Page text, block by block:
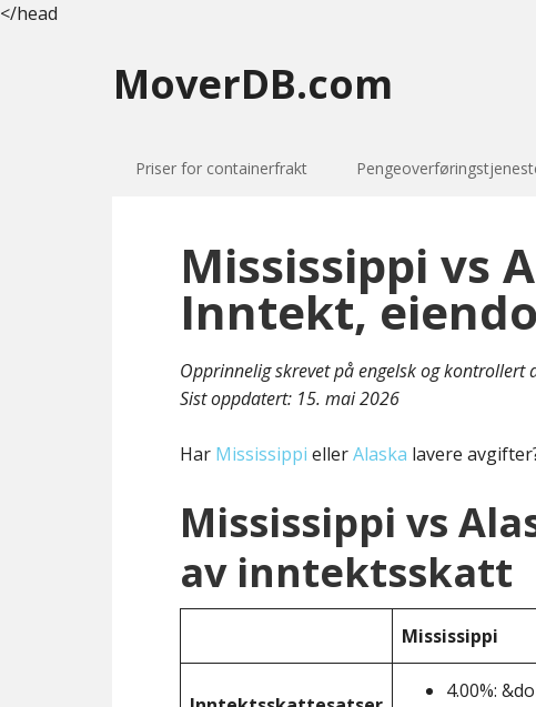
</head
MoverDB.com
Priser for containerfrakt
Mississippi vs
Inntekt,
Opprinnelig skrevet på engelsk og kontrollert
Sist oppdatert: 15. mai 2026
Har Mississippi ellerAlaska lavere
Mississippi vs
av inntektsskatt
Mississippi
4.00%: